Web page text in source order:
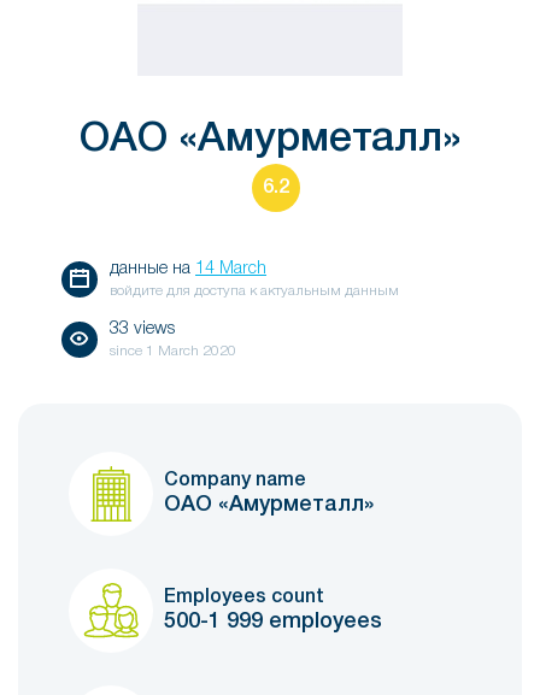
ОАО «Амурметалл»
6.2
данные на 14 March
войдите для доступа к актуальным данным
33 views
since 1 March 2020
Company name
ОАО «Амурметалл»
Employees count
500-1 999 employees